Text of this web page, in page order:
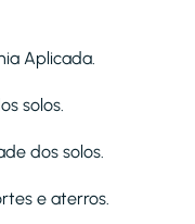
Aplicada.
solos.
dos solos.
e aterros.